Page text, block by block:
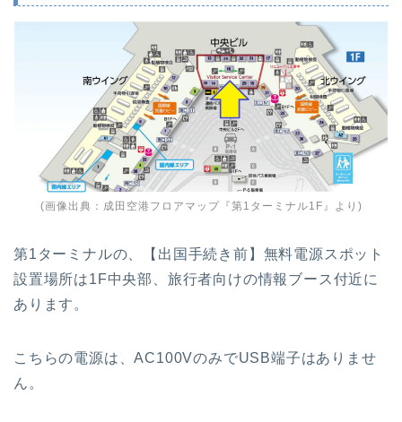
(画像出典： 成田空港フロアマップ『第1ターミナル1F』 より)
第1ターミナルの、【出国手続き前】無料電源スポット
設置場所は1F中央部、旅行者向けの情報ブース付近に
あります。
こちらの電源は、AC100VのみでUSB端子はありませ
ん。